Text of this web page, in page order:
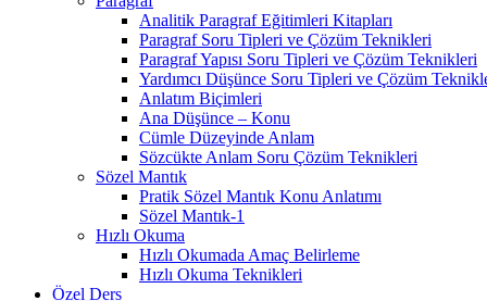
Analitik Paragraf Eğitimleri Kitapları
Paragraf Soru Tipleri ve Çözüm Teknikleri
Paragraf Yapısı Soru Tipleri ve Çözüm Teknikleri
Yardımcı Düşünce Soru Tipleri ve Çözüm
Anlatım Biçimleri
Ana Düşünce – Konu
Cümle Düzeyinde Anlam
Sözcükte Anlam Soru Çözüm Teknikleri
Sözel Mantık
Pratik Sözel Mantık Konu Anlatımı
Sözel Mantık-1
Hızlı Okuma
Hızlı Okumada Amaç Belirleme
Hızlı Okuma Teknikleri
Özel Ders